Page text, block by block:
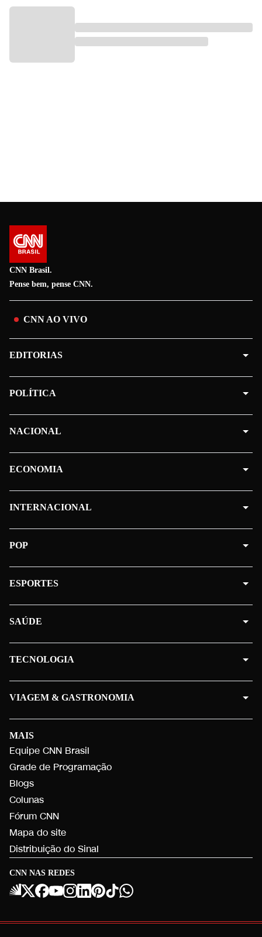
CNN Brasil.
Pense bem, pense CNN.
CNN AO VIVO
CNN NAS REDES
MAIS
Equipe CNN Brasil
Grade de Programação
Blogs
Colunas
Fórum CNN
Mapa do site
Distribuição do Sinal
EDITORIAS
POLÍTICA
NACIONAL
ECONOMIA
INTERNACIONAL
POP
ESPORTES
SAÚDE
TECNOLOGIA
VIAGEM & GASTRONOMIA